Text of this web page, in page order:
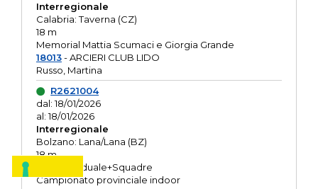
Interregionale
Calabria: Taverna (CZ)
18 m
Memorial Mattia Scumaci e Giorgia Grande
18013- ARCIERI CLUB LIDO
Russo, Martina
R2621004
dal: 18/01/2026
al: 18/01/2026
Interregionale
Bolzano: Lana/Lana (BZ)
18 m
O.R. Individuale+Squadre
Campionato provinciale indoor